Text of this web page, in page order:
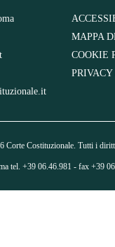
MAPPA
COOKIE
Corte Costituzionale. Tutti i
tel. +39 06.46.981 - fax +39